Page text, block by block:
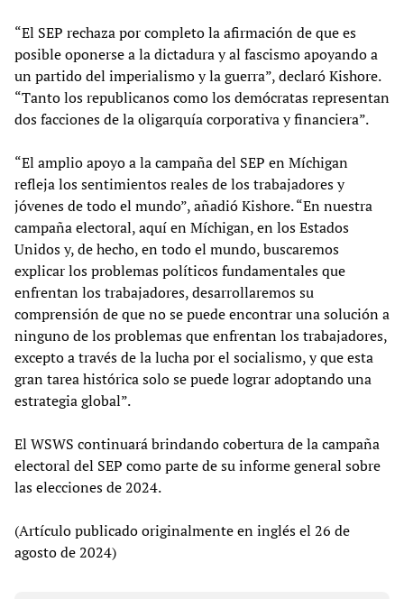
“El SEP rechaza por completo la afirmación de que es
posible oponerse a la dictadura y al fascismo apoyando a
un partido del imperialismo y la guerra”, declaró Kishore.
“Tanto los republicanos como los demócratas representan
dos facciones de la oligarquía corporativa y financiera”.
“El amplio apoyo a la campaña del SEP en Míchigan
refleja los sentimientos reales de los trabajadores y
jóvenes de todo el mundo”, añadió Kishore. “En nuestra
campaña electoral, aquí en Míchigan, en los Estados
Unidos y, de hecho, en todo el mundo, buscaremos
explicar los problemas políticos fundamentales que
enfrentan los trabajadores, desarrollaremos su
comprensión de que no se puede encontrar una solución a
ninguno de los problemas que enfrentan los trabajadores,
excepto a través de la lucha por el socialismo, y que esta
gran tarea histórica solo se puede lograr adoptando una
estrategia global”.
El WSWS continuará brindando cobertura de la campaña
electoral del SEP como parte de su informe general sobre
las elecciones de 2024.
(Artículo publicado originalmente en inglés el 26 de
agosto de 2024)